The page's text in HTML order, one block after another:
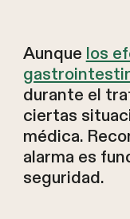
Aunque los
durante el
ciertas
médica.
alarma es
seguridad.